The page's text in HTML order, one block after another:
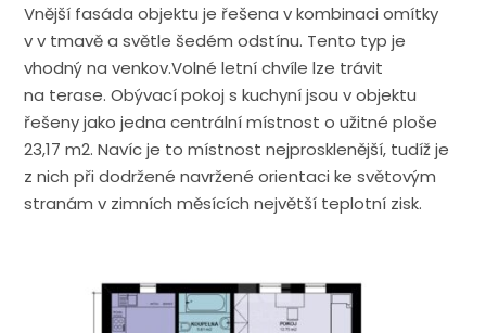
Vnější fasáda objektu je řešena v kombinaci omítky
v v tmavě a světle šedém odstínu. Tento typ je
vhodný na venkov.Volné letní chvíle lze trávit
na terase. Obývací pokoj s kuchyní jsou v objektu
řešeny jako jedna centrální místnost o užitné ploše
23,17 m2. Navíc je to místnost nejprosklenější, tudíž je
z nich při dodržené navržené orientaci ke světovým
stranám v zimních měsících největší teplotní zisk.